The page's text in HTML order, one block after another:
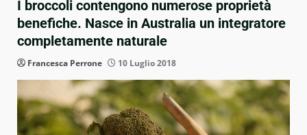
I broccoli contengono numerose proprietà
benefiche. Nasce in Australia un integratore
completamente naturale
Francesca Perrone 10 Luglio 2018